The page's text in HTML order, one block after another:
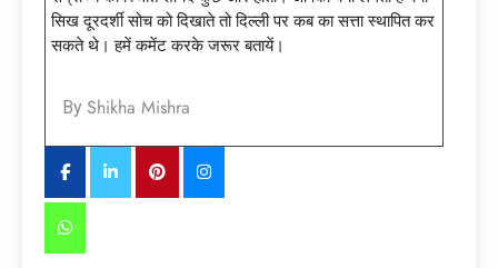
सिख दूरदर्शी सोच को दिखाते तो दिल्ली पर कब का सत्ता स्थापित कर
सकते थे। हमें कमेंट करके जरूर बतायें।
By Shikha Mishra